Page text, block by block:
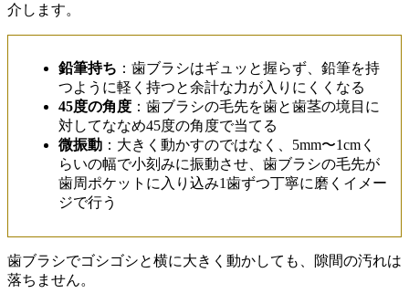
介します。
鉛筆持ち ：歯ブラシはギュッと握らず、鉛筆を持
つように軽く持つと余計な力が入りにくくなる
45度の角度 ：歯ブラシの毛先を歯と歯茎の境目に
対してななめ45度の角度で当てる
微振動 ：大きく動かすのではなく、5mm〜1cmく
らいの幅で小刻みに振動させ、歯ブラシの毛先が
歯周ポケットに入り込み1歯ずつ丁寧に磨くイメー
ジで行う
歯ブラシでゴシゴシと横に大きく動かしても、隙間の汚れは
落ちません。